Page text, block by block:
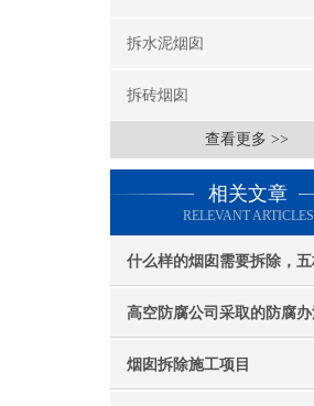
拆水泥烟囱
拆砖烟囱
查看更多 >>
相关文章
RELEVANT ARTICLES
烟囱拆除施工项目